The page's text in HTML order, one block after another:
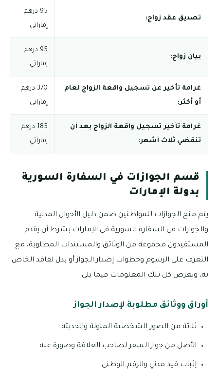
تصديق عقد زواج:
95 درهم
إماراتي
بيان زواج:
95 درهم
إماراتي
غرامة تأخير عن تسجيل واقعة الزواج لعام
أو أكثر:
370 درهم
إماراتي
غرامة تأخير تسجيل واقعة الزواج بعد أن
تنقضي ثلاث أشهر:
185 درهم
إماراتي
قسم الجوازات في السفارة السورية
بدولة الإمارات
يتم منح الجوازات للمواطنين ضمن دليل الأحوال المدنية
والجوازات في السفارة السورية في الإمارات بشرط أن يقدم
المستفيدون مجموعة من الوثائق والمستندات المطلوبة، مع
التعرف على الرسوم وخطوات إصدار الجواز أو بدل لفاقد الخاص
به، ونعرض كل تلك المعلومات فيما يلي:
أوراق ووثائق مطلوبة لإصدار الجواز
ثلاثة من الصور الشخصية الملونة والحديثة.
الأصل من جواز السفر لصاحب العلاقة وصورة عنه.
إثبات قيد مدني والرقم الوطني.